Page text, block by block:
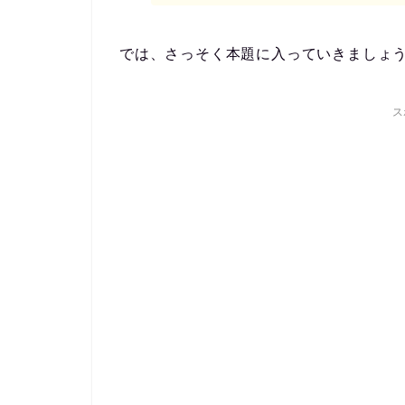
では、さっそく本題に入っていきましょう